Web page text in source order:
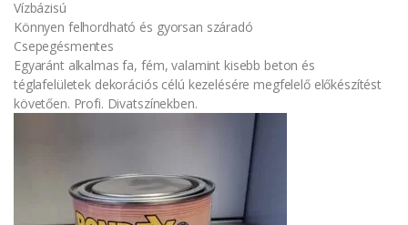
Vízbázisú
Könnyen felhordható és gyorsan száradó
Csepegésmentes
Egyaránt alkalmas fa, fém, valamint kisebb beton és
téglafelületek dekorációs célú kezelésére megfelelő előkészítést
követően. Profi. Divatszínekben.